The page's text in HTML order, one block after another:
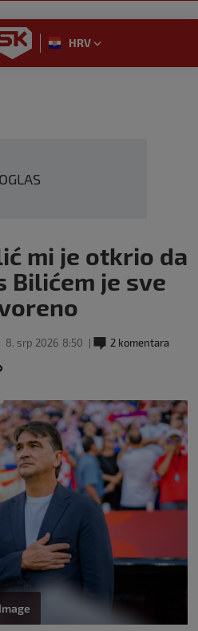
Play
HRV
OGLAS
mi je otkrio da
Bilićem je sve
8. srp 2026 8:50 2 komentara